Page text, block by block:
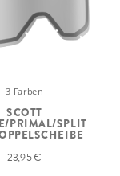
3 Farben
SCOTT
PRIMAL/SPLIT
23,95 €